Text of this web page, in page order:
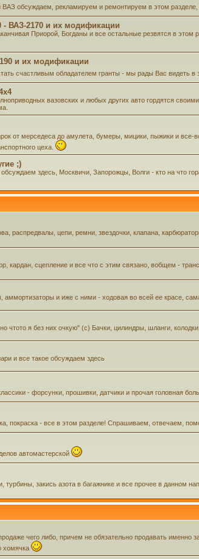
обсуждаем, рекламируем и ремонтируем в этом
- ВАЗ-2170 и их модификации
Приорой, Богданы и все остальные резвятся в этом
и их модификации
счастливым обладателем гранты - мы рады Вас видеть в
вазовских и любых других авто гордятся
от мерседеса до амулета, бумеры, мицики, пыжики и все-
цеха.
;)
здесь, Москвичи, Запорожцы, Волги - кто на что
распредвалы, цепи, ремни, звездочки, клапана,
кардан, сцепление и все что с этим связано, вобщем -
аммортизаторы и иже с ними - ходовая во всей ее красе,
чтото я без них очкую" (с) Бачки, цилиндры, шланги,
и все такое обсуждаем здесь
- форсунки, прошивки, датчики и прочая головная
покраска - все в этом разделе! Спрашиваем, отвечаем,
автомастерской
закись азота в багажнике и все прочее в данном
чего либо, причем не обязательно продавать именно
хомячка